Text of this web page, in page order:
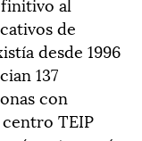
de
desde 1996
137
con
TEIP